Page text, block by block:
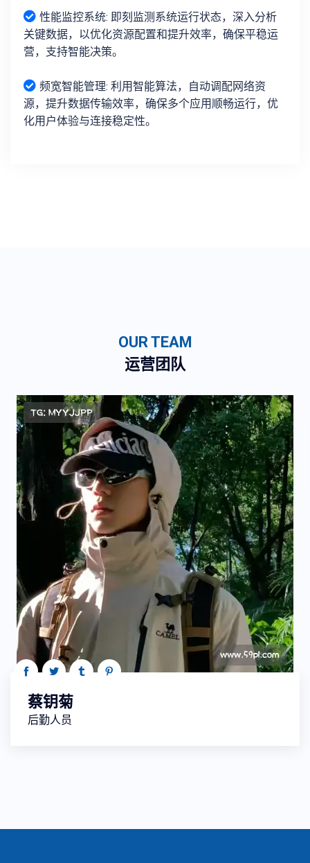
性能监控系统: 即刻监测系统运行状态，深入分析
关键数据，以优化资源配置和提升效率，确保平稳运
营，支持智能决策。
频宽智能管理: 利用智能算法，自动调配网络资
源，提升数据传输效率，确保多个应用顺畅运行，优
化用户体验与连接稳定性。
OUR TEAM
运营团队
蔡钥菊
后勤人员